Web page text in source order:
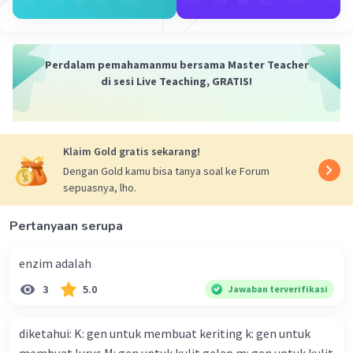
sebagai parasit. Rantai makanan ini terjadi karena ada
Contohnya cacing pita pada tubuh manusia, pohon
besar - benalu , manusia - kutu
Nanda R Level 89
26 April 2024 03:18
dan rantai makanan parasit terletak pada
hubungan antara organisme yang terlibat dalam
rantai makanan tersebut:
Organisme dalam rantai makanan ini
Perdalam pemahamanmu bersama Master Teacher
di sesi Live Teaching, GRATIS!
Klaim Gold gratis sekarang!
Dengan Gold kamu bisa tanya soal ke Forum
sepuasnya, lho.
Pertanyaan serupa
enzim adalah
3 5.0 Jawaban terverifikasi
diketahui: K: gen untuk membuat keriting k: gen untuk